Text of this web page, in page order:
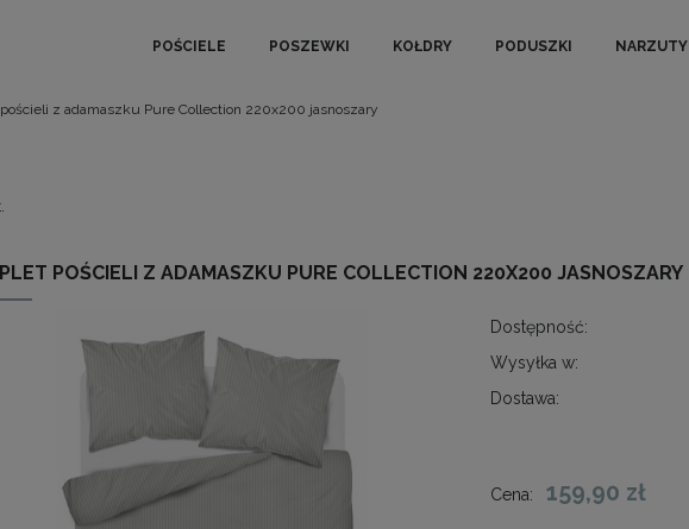
POŚCIELE POSZEWKI KOŁDRY PODUSZKI NARZUTY
z adamaszku Pure Collection 220x200 jasnoszary
POŚCIELI Z ADAMASZKU PURE COLLECTION 220X200 JASNOSZARY
Dostępność:
Wysyłka w:
Dostawa:
Cena: 159,90 zł